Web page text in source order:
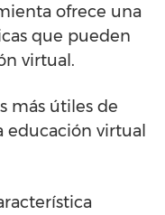
ofrece una
que pueden
virtual.
más útiles de
educación virtual